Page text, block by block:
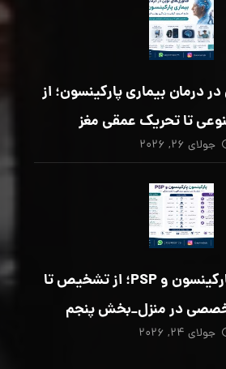
درمان بیماری پارکینسون؛ از
تا تحریک عمقی مغز
جولای ۲۶, ۲۰۲۶
تفاوت بیماری پارکینسون و PSP؛ از تشخیص تا
در منزل_بخش پنجم
جولای ۲۴, ۲۰۲۶